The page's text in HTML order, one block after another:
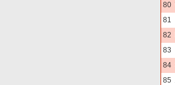
80
81
82
83
84
85